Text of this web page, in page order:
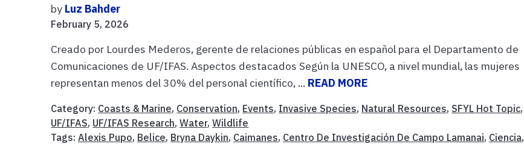
by Luz Bahder
February 5, 2026
Creado por Lourdes Mederos, gerente de relaciones públicas en español para el Departamento de
Comunicaciones de UF/IFAS. Aspectos destacados Según la UNESCO, a nivel mundial, las mujeres
representan menos del 30% del personal científico, ... READ MORE
Category: Coasts & Marine, Conservation, Events, Invasive Species, Natural Resources, SFYL Hot Topic,
UF/IFAS, UF/IFAS Research,Water,Wildlife
Tags:Alexis Pupo, Belice, Bryna Daykin, Caimanes, Centro De Investigación De Campo Lamanai, Ciencia,